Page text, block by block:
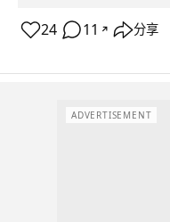
24 11 ↗ 分享
ADVERTISEMENT